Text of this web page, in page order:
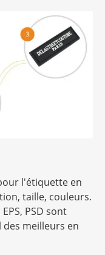
l'étiquette en
taille, couleurs.
PSD sont
des meilleurs en